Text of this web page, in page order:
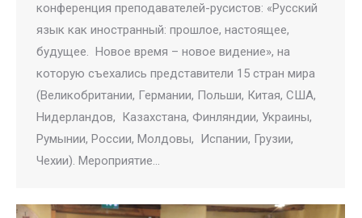
конференция преподавателей-русистов: «Русский
язык как иностранный: прошлое, настоящее,
будущее. Новое время – новое видение», на
которую съехались представители 15 стран мира
(Великобритании, Германии, Польши, Китая, США,
Нидерландов, Казахстана, Финляндии, Украины,
Румынии, России, Молдовы, Испании, Грузии,
Чехии). Мероприятие…